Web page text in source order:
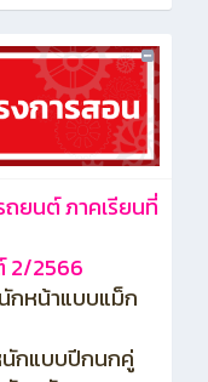
ถยนต์ ภาคเรียนที่
2/2566
กหน้าแบบแม็ก
นักแบบปีกนกคู่